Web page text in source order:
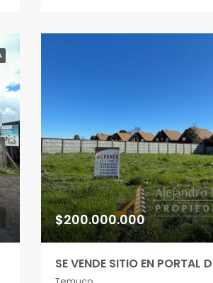
$200.000.000
SE VENDE SITIO EN PORTAL